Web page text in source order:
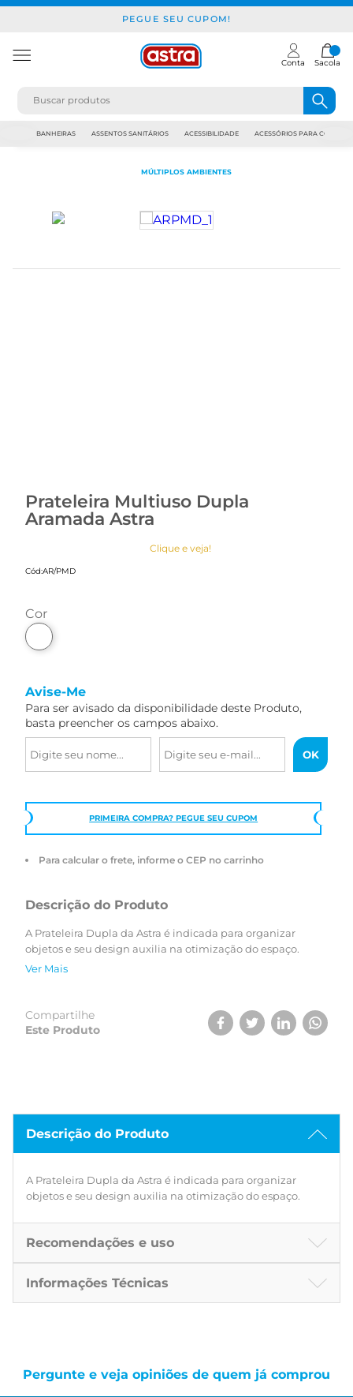
PEGUE SEU CUPOM!
Conta Sacola
BANHEIRAS ASSENTOS SANITÁRIOS ACESSIBILIDADE ACESSÓRIOS PARA
MÚLTIPLOS AMBIENTES
Prateleira Multiuso Dupla
Aramada Astra
Clique e veja!
Cód:AR/PMD
cor
Avise-Me
Para ser avisado da disponibilidade deste Produto,
basta preencher os campos abaixo.
PRIMEIRA COMPRA? PEGUE SEU CUPOM
Para calcular o frete, informe o CEP no carrinho
Descrição do Produto
A Prateleira Dupla da Astra é indicada para organizar
objetos e seu design auxilia na otimização do espaço.
Ver Mais
Compartilhe
Este Produto
Descrição do Produto
A Prateleira Dupla da Astra é indicada para organizar
objetos e seu design auxilia na otimização do espaço.
Recomendações e uso
Informações Técnicas
Pergunte e veja opiniões de quem já comprou